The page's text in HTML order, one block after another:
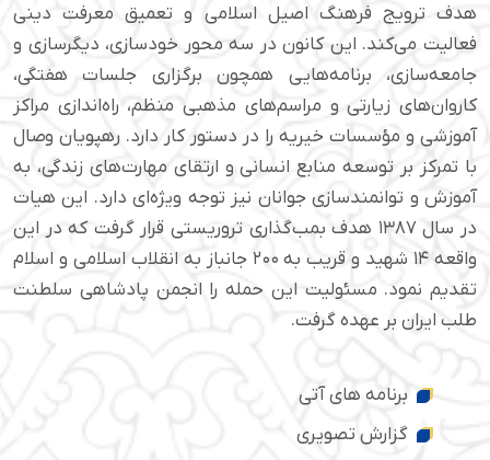
هدف ترویج فرهنگ اصیل اسلامی و تعمیق معرفت دینی
فعالیت می‌کند. این کانون در سه محور خودسازی، دیگرسازی و
جامعه‌سازی، برنامه‌هایی همچون برگزاری جلسات هفتگی،
کاروان‌های زیارتی و مراسم‌های مذهبی منظم، راه‌اندازی مراکز
آموزشی و مؤسسات خیریه را در دستور کار دارد. رهپویان وصال
با تمرکز بر توسعه منابع انسانی و ارتقای مهارت‌های زندگی، به
آموزش و توانمندسازی جوانان نیز توجه ویژه‌ای دارد. این هیات
در سال ۱۳۸۷ هدف بمب‌گذاری تروریستی قرار گرفت که در این
واقعه ۱۴ شهید و قریب به ۲۰۰ جانباز به انقلاب اسلامی و اسلام
تقدیم نمود. مسئولیت این حمله را انجمن پادشاهی سلطنت
طلب ایران بر عهده گرفت.
برنامه های آتی
گزارش تصویری